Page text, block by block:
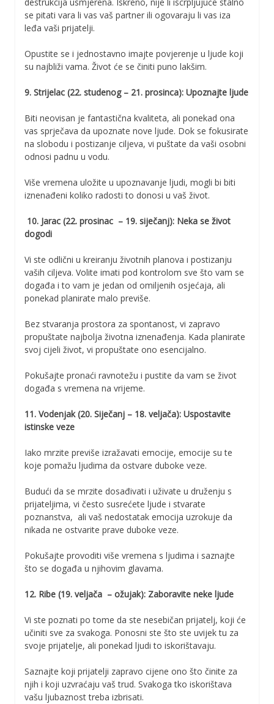
se pitati vara li vas vaš partner ili ogovaraju li vas iza
leđa vaši prijatelji.
Opustite se i jednostavno imajte povjerenje u ljude koji
su najbliži vama. Život će se činiti puno lakšim.
9. Strijelac (22. studenog – 21. prosinca): Upoznajte ljude
Biti neovisan je fantastična kvaliteta, ali ponekad ona
vas sprječava da upoznate nove ljude. Dok se fokusirate
na slobodu i postizanje ciljeva, vi puštate da vaši osobni
odnosi padnu u vodu.
Više vremena uložite u upoznavanje ljudi, mogli bi biti
iznenađeni koliko radosti to donosi u vaš život.
10. Jarac (22. prosinac – 19. siječanj): Neka se život
dogodi
Vi ste odlični u kreiranju životnih planova i postizanju
vaših ciljeva. Volite imati pod kontrolom sve što vam se
događa i to vam je jedan od omiljenih osjećaja, ali
ponekad planirate malo previše.
Bez stvaranja prostora za spontanost, vi zapravo
propuštate najbolja životna iznenađenja. Kada planirate
svoj cijeli život, vi propuštate ono esencijalno.
Pokušajte pronaći ravnotežu i pustite da vam se život
događa s vremena na vrijeme.
11. Vodenjak (20. Siječanj – 18. veljača): Uspostavite
istinske veze
Iako mrzite previše izražavati emocije, emocije su te
koje pomažu ljudima da ostvare duboke veze.
Budući da se mrzite dosađivati i uživate u druženju s
prijateljima, vi često susrećete ljude i stvarate
poznanstva, ali vaš nedostatak emocija uzrokuje da
nikada ne ostvarite prave duboke veze.
Pokušajte provoditi više vremena s ljudima i saznajte
što se događa u njihovim glavama.
12. Ribe (19. veljača – ožujak): Zaboravite neke ljude
Vi ste poznati po tome da ste nesebičan prijatelj, koji će
učiniti sve za svakoga. Ponosni ste što ste uvijek tu za
svoje prijatelje, ali ponekad ljudi to iskorištavaju.
Saznajte koji prijatelji zapravo cijene ono što činite za
njih i koji uzvraćaju vaš trud. Svakoga tko iskorištava
vašu ljubaznost treba izbrisati.